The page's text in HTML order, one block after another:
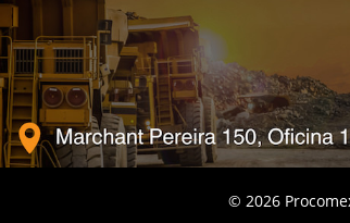
© 2026